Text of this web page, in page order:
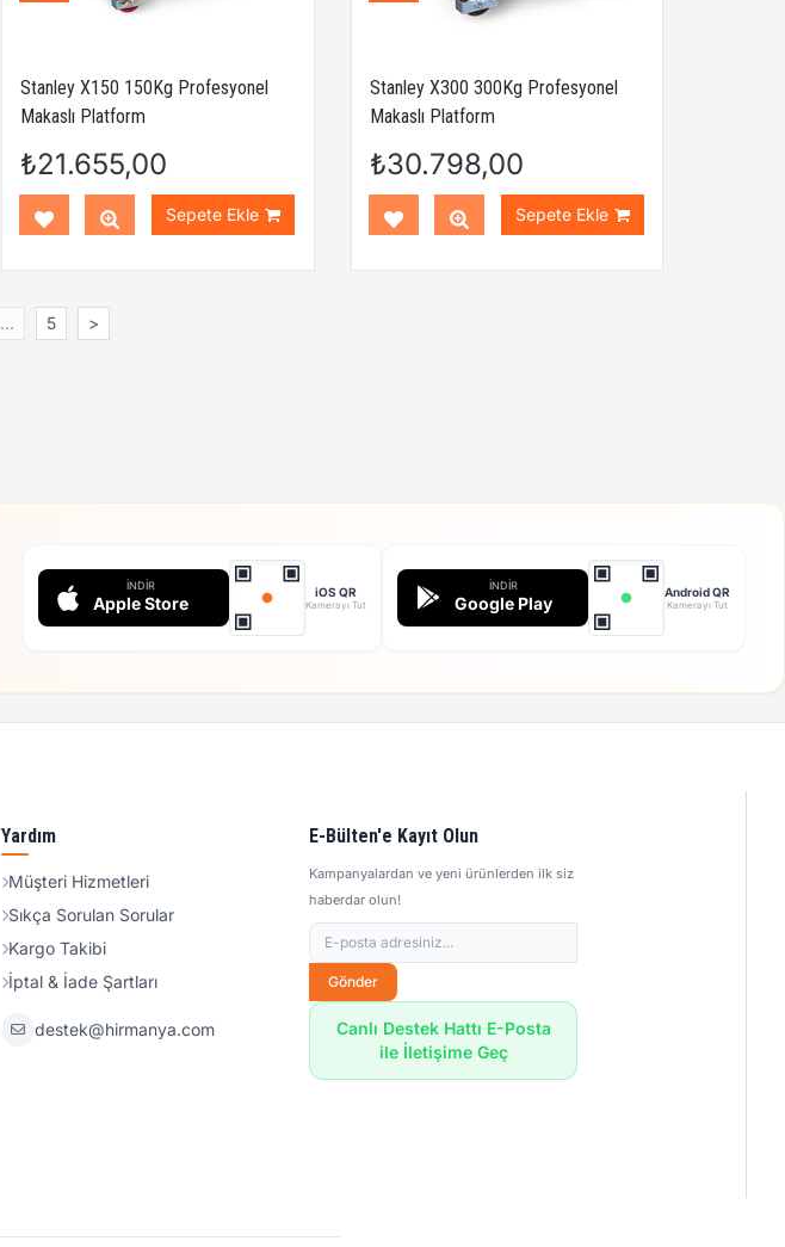
Stanley X150 150Kg Profesyonel
Makaslı Platform
₺21.655,00
Sepete Ekle
Stanley X300 300Kg Profesyonel
Makaslı Platform
₺30.798,00
Sepete Ekle
... 5 >
İNDIR
Apple Store
iOS QR
Kamerayı Tut
İNDIR
Google Play
Android QR
Kamerayı Tut
Yardım
Müşteri Hizmetleri
Sıkça Sorulan Sorular
Kargo Takibi
İptal & İade Şartları
destek@hirmanya.com
E-Bülten'e Kayıt Olun
Kampanyalardan ve yeni ürünlerden ilk siz
haberdar olun!
Gönder
Canlı Destek Hattı E-Posta
ile İletişime Geç